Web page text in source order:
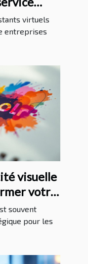
virtuels
entreprises
visuelle
votre
souvent
pour les